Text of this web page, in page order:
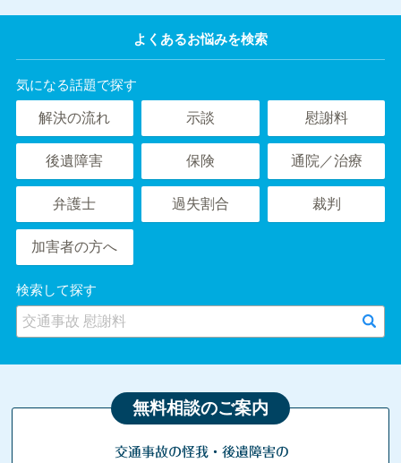
よくあるお悩みを検索
気になる話題で探す
解決の流れ 示談 慰謝料
後遺障害 保険 通院／治療
弁護士 過失割合 裁判
加害者の方へ
検索して探す
無料相談のご案内
交通事故の怪我・後遺障害の